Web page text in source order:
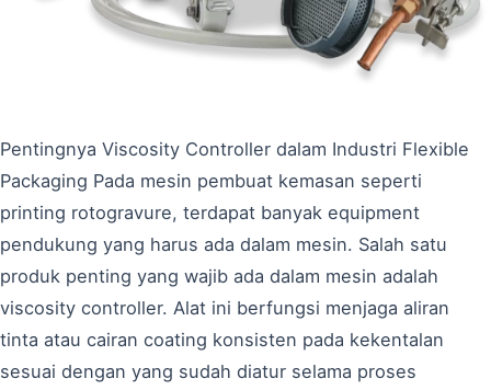
Pentingnya Viscosity Controller dalam Industri Flexible
Packaging Pada mesin pembuat kemasan seperti
printing rotogravure, terdapat banyak equipment
pendukung yang harus ada dalam mesin. Salah satu
produk penting yang wajib ada dalam mesin adalah
viscosity controller. Alat ini berfungsi menjaga aliran
tinta atau cairan coating konsisten pada kekentalan
sesuai dengan yang sudah diatur selama proses